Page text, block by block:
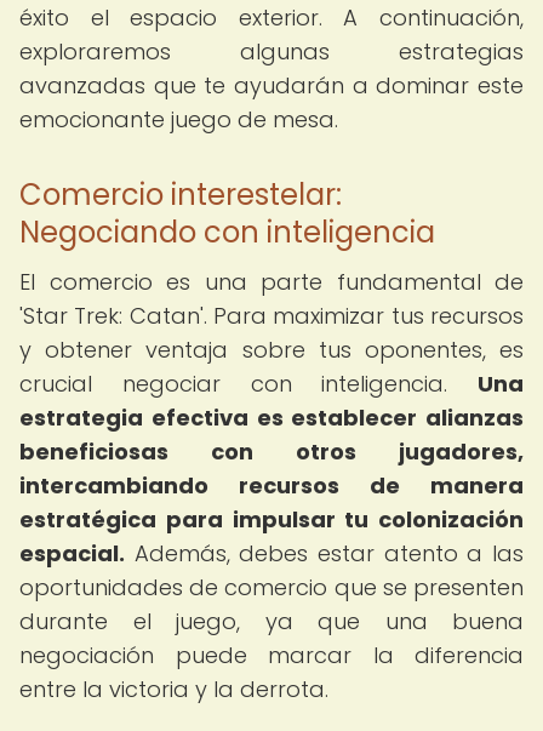
éxito el espacio exterior. A continuación,
exploraremos algunas estrategias
avanzadas que te ayudarán a dominar este
emocionante juego de mesa.
Comercio interestelar:
Negociando con inteligencia
El comercio es una parte fundamental de
'Star Trek: Catan'. Para maximizar tus recursos
y obtener ventaja sobre tus oponentes, es
crucial negociar con inteligencia. Una
estrategia efectiva es establecer alianzas
beneficiosas con otros jugadores,
intercambiando recursos de manera
estratégica para impulsar tu colonización
espacial. Además, debes estar atento a las
oportunidades de comercio que se presenten
durante el juego, ya que una buena
negociación puede marcar la diferencia
entre la victoria y la derrota.